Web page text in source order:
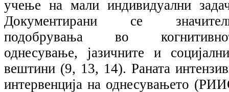
учење на мали индивидуални
Документирани се
подобрувања во
однесување, јазичните и
вештини (9, 13, 14). Раната
интервенција на однесувањето